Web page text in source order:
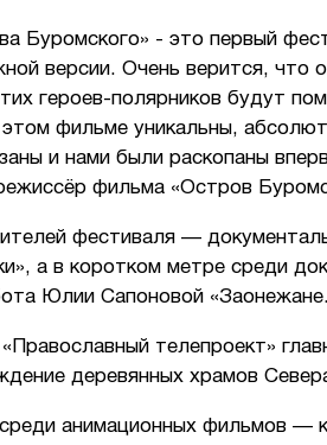
Буромского» - это первый
версии. Очень верится, что
героев-полярников будут
фильме уникальны,
и нами были раскопаны
фильма «Остров
фестиваля —
а в коротком метре среди
Юлии Сапоновой
телепроект»
деревянных храмов
анимационных фильмов —